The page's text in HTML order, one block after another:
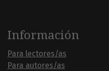
Información
Para lectores/as
Para autores/as